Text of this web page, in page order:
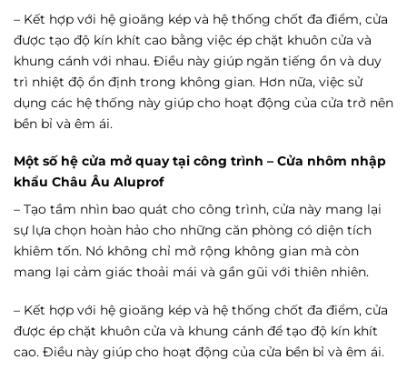
– Kết hợp với hệ gioăng kép và hệ thống chốt đa điểm, cửa
được tạo độ kín khít cao bằng việc ép chặt khuôn cửa và
khung cánh với nhau. Điều này giúp ngăn tiếng ồn và duy
trì nhiệt độ ổn định trong không gian. Hơn nữa, việc sử
dụng các hệ thống này giúp cho hoạt động của cửa trở nên
bền bỉ và êm ái.
Một số hệ cửa mở quay tại công trình – Cửa nhôm nhập
khẩu Châu Âu Aluprof
– Tạo tầm nhìn bao quát cho công trình, cửa này mang lại
sự lựa chọn hoàn hảo cho những căn phòng có diện tích
khiêm tốn. Nó không chỉ mở rộng không gian mà còn
mang lại cảm giác thoải mái và gần gũi với thiên nhiên.
– Kết hợp với hệ gioăng kép và hệ thống chốt đa điểm, cửa
được ép chặt khuôn cửa và khung cánh để tạo độ kín khít
cao. Điều này giúp cho hoạt động của cửa bền bỉ và êm ái.